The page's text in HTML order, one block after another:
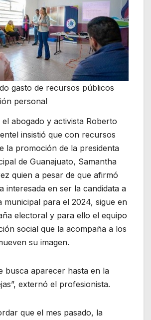
gasto de recursos públicos
personal
abogado y activista Roberto
insistió que con recursos
la promoción de la presidenta
de Guanajuato, Samantha
quien a pesar de que afirmó
interesada en ser la candidata a
municipal para el 2024, sigue en
electoral y para ello el equipo
social que la acompaña a los
su imagen.
busca aparecer hasta en la
externó el profesionista.
que el mes pasado, la